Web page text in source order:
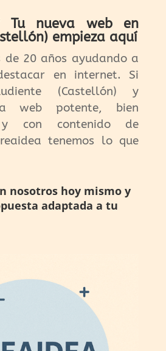
Tu nueva web en
empieza aquí
de 20 años ayudando a
en internet. Si
(Castellón) y
web potente, bien
y con contenido de
tenemos lo que
nosotros hoy mismo y
adaptada a tu